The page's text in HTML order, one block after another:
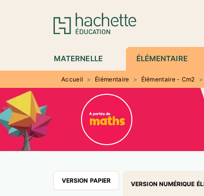
MENU RECHERCHE
MATERNELLE ÉLÉMENTAIRE
Accueil > Élémentaire > Élémentaire - Cm2 >
VERSION PAPIER VERSION NUMÉRIQUE